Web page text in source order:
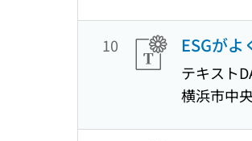
10 ESGが
テキスト
横浜市中